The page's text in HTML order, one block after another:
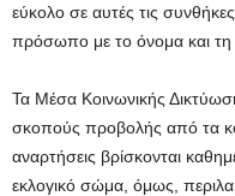
εύκολο σε αυτές τις
πρόσωπο με το όνομα και
Τα Μέσα Κοινωνικής
σκοπούς προβολής από τα
αναρτήσεις βρίσκονται
εκλογικό σώμα, όμως,